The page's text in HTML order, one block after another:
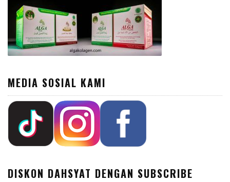
MEDIA SOSIAL KAMI
DISKON DAHSYAT DENGAN SUBSCRIBE